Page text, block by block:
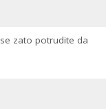
zato potrudite da